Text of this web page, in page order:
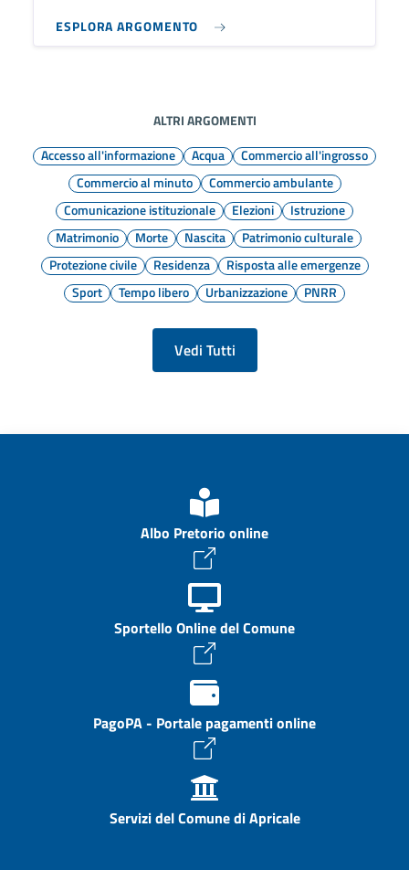
ESPLORA ARGOMENTO
ALTRI ARGOMENTI
Accesso all'informazione
Acqua
Commercio all'ingrosso
Commercio al minuto
Commercio ambulante
Comunicazione istituzionale
Elezioni
Istruzione
Matrimonio
Morte Nascita
Patrimonio culturale
Protezione civile
Residenza
Risposta alle emergenze
Sport
Tempo libero Urbanizzazione PNRR
Vedi Tutti
Albo Pretorio online
Sportello Online del Comune
PagoPA - Portale pagamenti online
Servizi del Comune di Apricale